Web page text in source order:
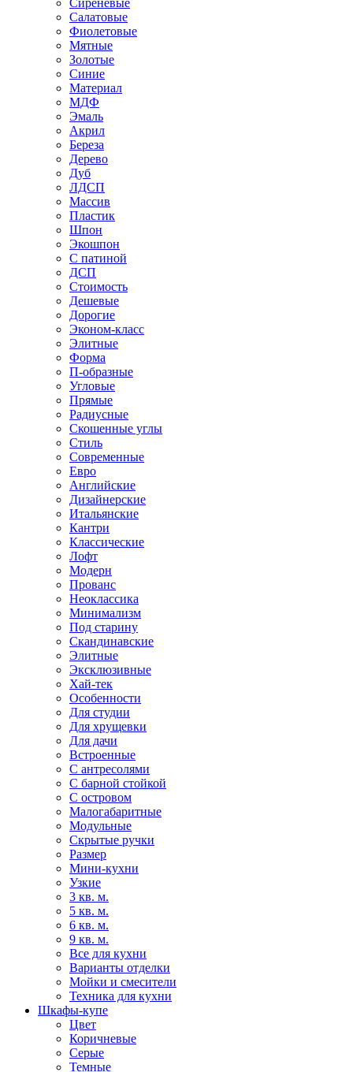
Сиреневые
Салатовые
Фиолетовые
Мятные
Золотые
Синие
Материал
МДФ
Эмаль
Акрил
Береза
Дерево
Дуб
ЛДСП
Массив
Пластик
Шпон
Экошпон
С патиной
ДСП
Стоимость
Дешевые
Дорогие
Эконом-класс
Элитные
Форма
П-образные
Угловые
Прямые
Радиусные
Скошенные углы
Стиль
Современные
Евро
Английские
Дизайнерские
Итальянские
Кантри
Классические
Лофт
Модерн
Прованс
Неоклассика
Минимализм
Под старину
Скандинавские
Элитные
Эксклюзивные
Хай-тек
Особенности
Для студии
Для хрущевки
Для дачи
Встроенные
С антресолями
С барной стойкой
С островом
Малогабаритные
Модульные
Скрытые ручки
Размер
Мини-кухни
Узкие
3 кв. м.
5 кв. м.
6 кв. м.
9 кв. м.
Все для кухни
Варианты отделки
Мойки и смесители
Техника для кухни
Шкафы-купе
Цвет
Коричневые
Серые
Темные